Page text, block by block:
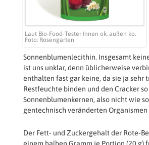
Laut Bio-Food-Tester Innen ok, außen ko.
Foto: Rosengarten
Sonnenblumenlecithin. Insgesamt
ist uns unklar, denn üblicherweise
enthalten fast gar keine, da sie ja sehr
Restfeuchte binden und den Cracker
Sonnenblumenkernen, also nicht wie
gentechnisch veränderten
Der Fett- und Zuckergehalt der Rote-